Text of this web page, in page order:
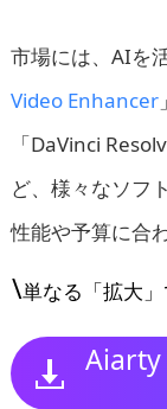
市場には、AIを
Video Enhancer
「DaVinci
ど、様々なソフ
性能や予算に合
\単なる「拡大
Aiarty